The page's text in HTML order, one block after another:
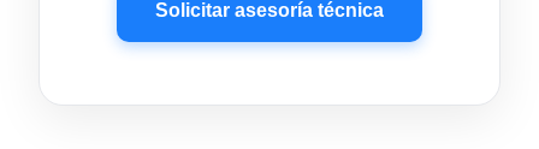
Solicitar asesoría técnica